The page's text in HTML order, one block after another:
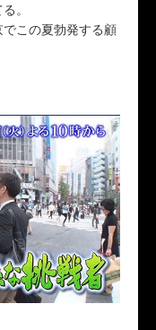
。
この夏勃発する顧